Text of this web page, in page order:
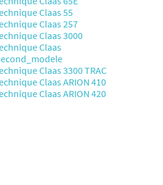
Claas 55
Claas 257
Claas 3000
Claas
Claas 3300 TRAC
Claas ARION 410
Claas ARION 420